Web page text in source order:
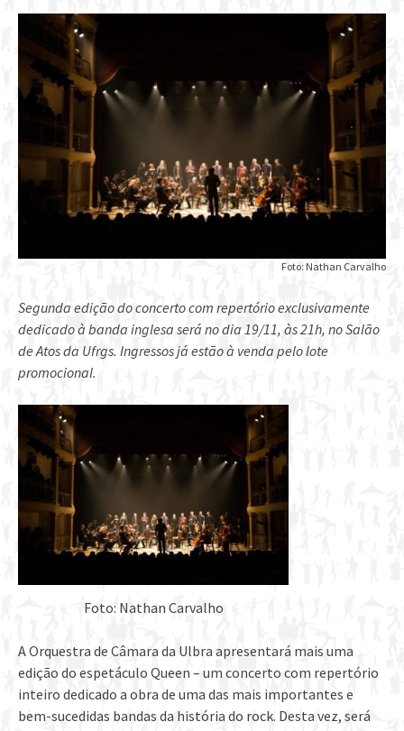
Foto: Nathan Carvalho
Segunda edição do concerto com repertório exclusivamente
dedicado à banda inglesa será no dia 19/11, às 21h, no Salão
de Atos da Ufrgs. Ingressos já estão à venda pelo lote
promocional.
Foto: Nathan Carvalho
A Orquestra de Câmara da Ulbra apresentará mais uma
edição do espetáculo Queen – um concerto com repertório
inteiro dedicado a obra de uma das mais importantes e
bem-sucedidas bandas da história do rock. Desta vez, será